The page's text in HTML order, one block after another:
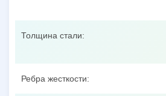
Толщина стали:
Ребра жесткости: